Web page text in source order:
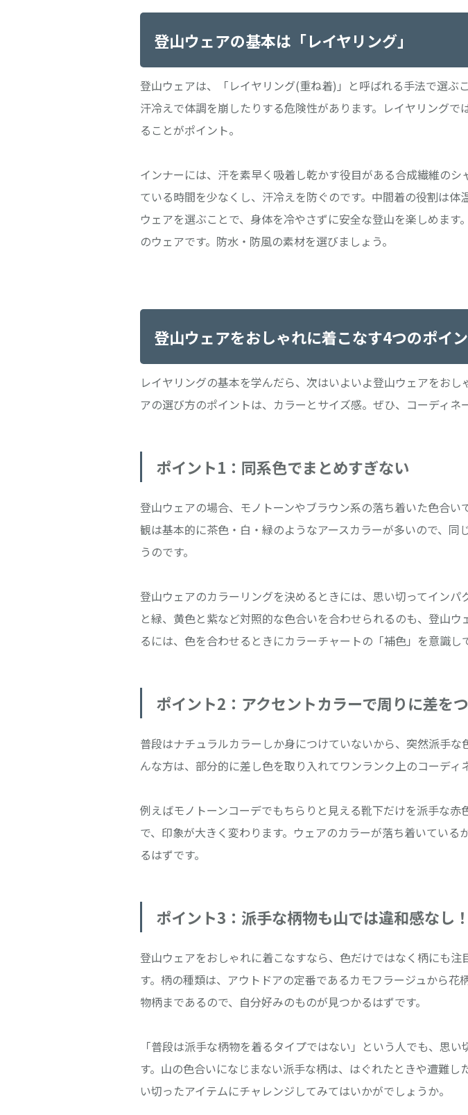
登山ウェアの基本は「レイヤリング」
登山ウェアは、「レイヤリング(重ね着)」と呼ばれる手法で選ぶ
汗冷えで体調を崩したりする危険性があります。レイヤリング
ることがポイント。
インナーには、汗を素早く吸着し乾かす役目がある合成繊維の
ている時間を少なくし、汗冷えを防ぐのです。中間着の役割は
ウェアを選ぶことで、身体を冷やさずに安全な登山を楽しめま
のウェアです。防水・防風の素材を選びましょう。
登山ウェアをおしゃれに着こなす4つのポイ
レイヤリングの基本を学んだら、次はいよいよ登山ウェアをお
アの選び方のポイントは、カラーとサイズ感。ぜひ、コーディネ
ポイント1：同系色でまとめすぎない
登山ウェアの場合、モノトーンやブラウン系の落ち着いた色合
観は基本的に茶色・白・緑のようなアースカラーが多いので、
うのです。
登山ウェアのカラーリングを決めるときには、思い切ってイン
と緑、黄色と紫など対照的な色合いを合わせられるのも、登山
るには、色を合わせるときにカラーチャートの「補色」を意識し
ポイント2：アクセントカラーで周りに差を
普段はナチュラルカラーしか身につけていないから、突然派手
んな方は、部分的に差し色を取り入れてワンランク上のコーディ
例えばモノトーンコーデでもちらりと見える靴下だけを派手な
で、印象が大きく変わります。ウェアのカラーが落ち着いてい
るはずです。
ポイント3：派手な柄物も山では違和感なし！
登山ウェアをおしゃれに着こなすなら、色だけではなく柄にも
す。柄の種類は、アウトドアの定番であるカモフラージュから
物柄まであるので、自分好みのものが見つかるはずです。
「普段は派手な柄物を着るタイプではない」という人でも、思
す。山の色合いになじまない派手な柄は、はぐれたときや遭難
い切ったアイテムにチャレンジしてみてはいかがでしょうか。